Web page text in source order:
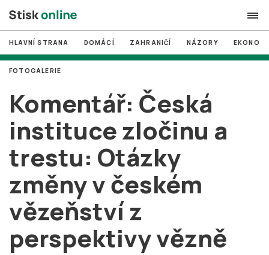
search
# MUNI
# Brno
# volby
login PŘIHLÁSIT SE
Zapomněli jste heslo?
HLAVNÍ STRANA DOMÁCÍ ZAHRANIČÍ NÁZORY
Komentář: Česká
instituce zločinu a
trestu: Otázky
změny v českém
vězeňství z
perspektivy vězně
FOTOGALERIE